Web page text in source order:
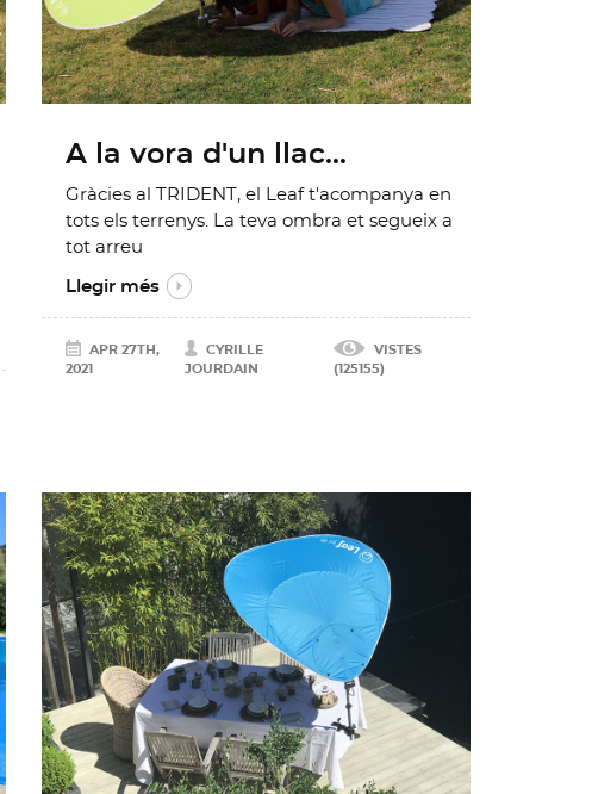
A la vora d'un llac...
Gràcies al TRIDENT, el Leaf t'acompanya en
tots els terrenys. La teva ombra et segueix a
tot arreu
Llegir més
APR 27TH,
2021
CYRILLE
JOURDAIN
VISTES
(125155)